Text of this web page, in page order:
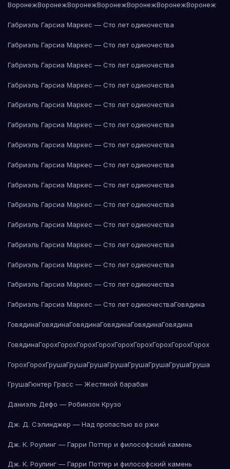
ВоронежВоронежВоронежВоронежВоронежВоронежВоронеж
Габриэль Гарсиа Маркес — Сто лет одиночества
Габриэль Гарсиа Маркес — Сто лет одиночества
Габриэль Гарсиа Маркес — Сто лет одиночества
Габриэль Гарсиа Маркес — Сто лет одиночества
Габриэль Гарсиа Маркес — Сто лет одиночества
Габриэль Гарсиа Маркес — Сто лет одиночества
Габриэль Гарсиа Маркес — Сто лет одиночества
Габриэль Гарсиа Маркес — Сто лет одиночества
Габриэль Гарсиа Маркес — Сто лет одиночества
Габриэль Гарсиа Маркес — Сто лет одиночества
Габриэль Гарсиа Маркес — Сто лет одиночества
Габриэль Гарсиа Маркес — Сто лет одиночества
Габриэль Гарсиа Маркес — Сто лет одиночества
Габриэль Гарсиа Маркес — Сто лет одиночества
Габриэль Гарсиа Маркес — Сто лет одиночестваГовядина
ГовядинаГовядинаГовядинаГовядинаГовядинаГовядина
ГовядинаГорохГорохГорохГорохГорохГорохГорохГорохГорох
ГорохГорохГрушаГрушаГрушаГрушаГрушаГрушаГрушаГруша
ГрушаГюнтер Грасс — Жестяной барабан
Даниэль Дефо — Робинзон Крузо
Дж. Д. Сэлинджер — Над пропастью во ржи
Дж. К. Роулинг — Гарри Поттер и философский камень
Дж. К. Роулинг — Гарри Поттер и философский камень